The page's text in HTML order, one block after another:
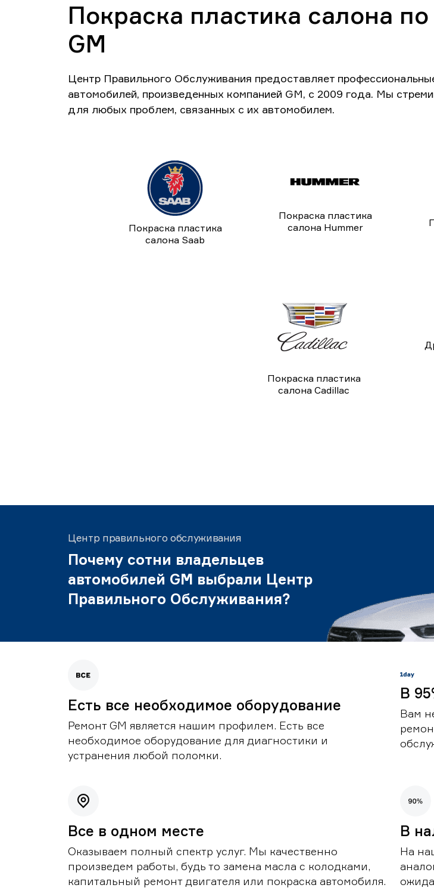
Покраска пластика салона
GM
Центр Правильного Обслуживания предоставляет
автомобилей, произведенных компанией GM, с 2009 года. Мы
для любых проблем, связанных с их автомобилем.
Покраска пластика
салона Saab
Покраска пластика
салона Hummer
Покраска пластика
салона Cadillac
Центр правильного обслуживания
Почему сотни владельцев
автомобилей GM выбрали Центр
Правильного Обслуживания?
Есть все необходимое оборудование
Ремонт GM является нашим профилем. Есть все
необходимое оборудование для диагностики и
устранения любой поломки.
В
Вам
Все в одном месте
Оказываем полный спектр услуг. Мы качественно
произведем работы, будь то замена масла с колодками,
капитальный ремонт двигателя или покраска автомобиля.
В
На